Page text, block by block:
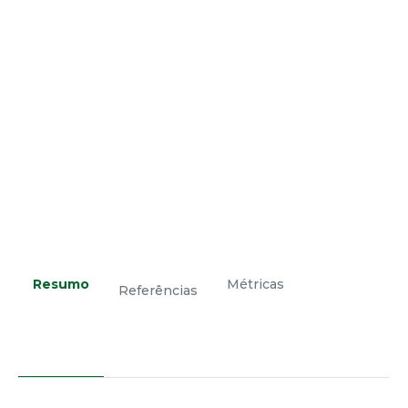
Resumo Referências Métricas